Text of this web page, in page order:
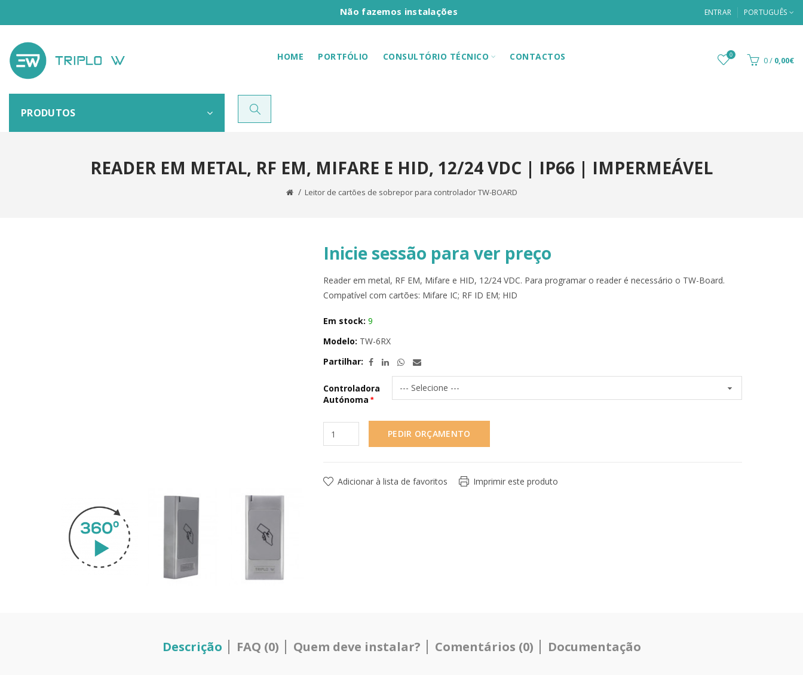
Não fazemos instalações ENTRAR PORTUGUÊS
HOME PORTFÓLIO CONSULTÓRIO TÉCNICO CONTACTOS 0 0/ 0,00€
PRODUTOS
READER EM METAL, RF EM, MIFARE E HID, 12/24 VDC | IP66 | IMPERMEÁVEL
Leitor de cartões de sobrepor para controlador TW-BOARD
Inicie sessão para ver preço
Reader em metal, RF EM, Mifare e HID, 12/24 VDC. Para programar o reader é necessário o TW-Board.
Compatível com cartões: Mifare IC; RF ID EM; HID
Em stock: 9
Modelo: TW-6RX
Partilhar:
Controladora
Autónoma
PEDIR ORÇAMENTO
Adicionar à lista de favoritos Imprimir este produto
Descrição FAQ (0) Quem deve instalar? Comentários (0) Documentação